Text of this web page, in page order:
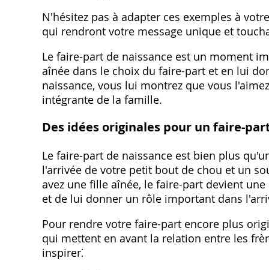
N'hésitez pas à adapter ces exemples à
qui rendront votre message unique et
Le faire-part de naissance est un moment
aînée dans le choix du faire-part et en lui
naissance‚ vous lui montrez que vous
intégrante de la famille.
Des idées originales pour un faire-
Le faire-part de naissance est bien plus
l'arrivée de votre petit bout de chou et un
avez une fille aînée‚ le faire-part devient
et de lui donner un rôle important dans
Pour rendre votre faire-part encore plus
qui mettent en avant la relation entre les
inspirer⁚